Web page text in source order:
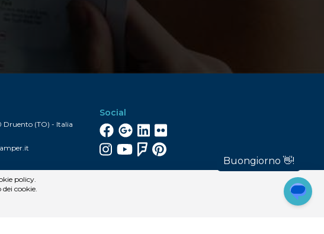
Druento (TO) - Italia
Social
FacebookGoogle+Linkedin
Flickr
policy.
cookie.